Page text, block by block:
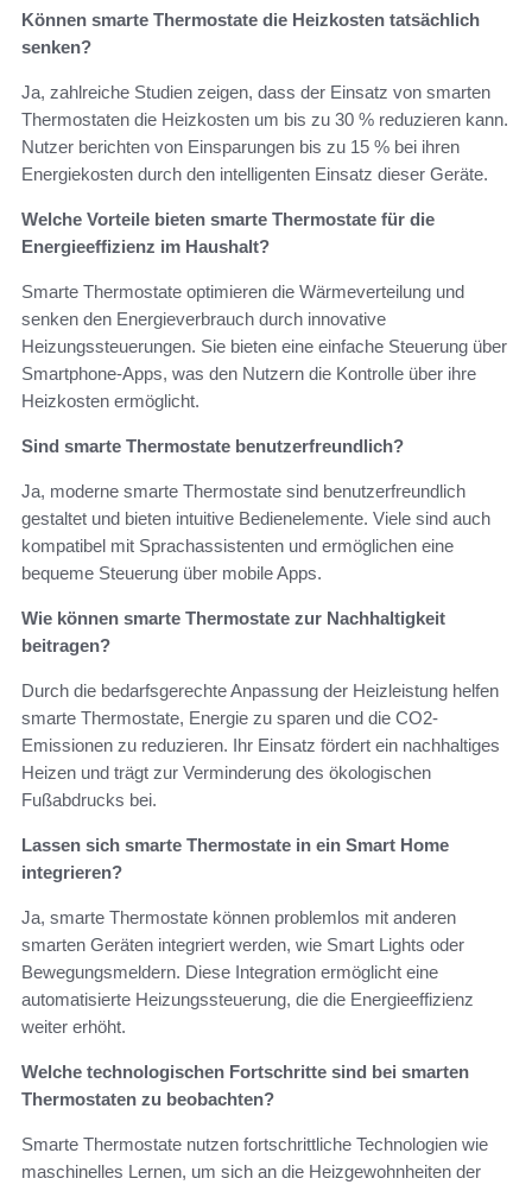
Können smarte Thermostate die Heizkosten tatsächlich
senken?
Ja, zahlreiche Studien zeigen, dass der Einsatz von smarten
Thermostaten die Heizkosten um bis zu 30 % reduzieren kann.
Nutzer berichten von Einsparungen bis zu 15 % bei ihren
Energiekosten durch den intelligenten Einsatz dieser Geräte.
Welche Vorteile bieten smarte Thermostate für die
Energieeffizienz im Haushalt?
Smarte Thermostate optimieren die Wärmeverteilung und
senken den Energieverbrauch durch innovative
Heizungssteuerungen. Sie bieten eine einfache Steuerung über
Smartphone-Apps, was den Nutzern die Kontrolle über ihre
Heizkosten ermöglicht.
Sind smarte Thermostate benutzerfreundlich?
Ja, moderne smarte Thermostate sind benutzerfreundlich
gestaltet und bieten intuitive Bedienelemente. Viele sind auch
kompatibel mit Sprachassistenten und ermöglichen eine
bequeme Steuerung über mobile Apps.
Wie können smarte Thermostate zur Nachhaltigkeit
beitragen?
Durch die bedarfsgerechte Anpassung der Heizleistung helfen
smarte Thermostate, Energie zu sparen und die CO2-
Emissionen zu reduzieren. Ihr Einsatz fördert ein nachhaltiges
Heizen und trägt zur Verminderung des ökologischen
Fußabdrucks bei.
Lassen sich smarte Thermostate in ein Smart Home
integrieren?
Ja, smarte Thermostate können problemlos mit anderen
smarten Geräten integriert werden, wie Smart Lights oder
Bewegungsmeldern. Diese Integration ermöglicht eine
automatisierte Heizungssteuerung, die die Energieeffizienz
weiter erhöht.
Welche technologischen Fortschritte sind bei smarten
Thermostaten zu beobachten?
Smarte Thermostate nutzen fortschrittliche Technologien wie
maschinelles Lernen, um sich an die Heizgewohnheiten der